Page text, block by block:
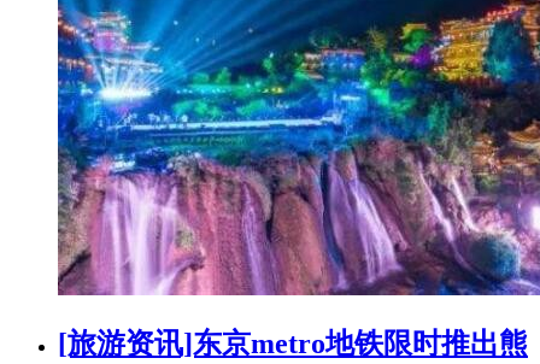
[旅游资讯]东京metro地铁限时推出熊